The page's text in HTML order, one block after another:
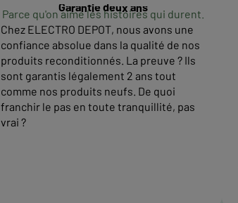
Garantie deux ans
Parce qu'on aime les histoires qui durent.
Chez ELECTRO DEPOT, nous avons une
confiance absolue dans la qualité de nos
produits reconditionnés. La preuve ? Ils
sont garantis légalement 2 ans tout
comme nos produits neufs. De quoi
franchir le pas en toute tranquillité, pas
vrai ?